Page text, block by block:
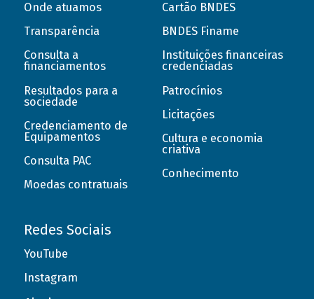
Onde atuamos
Transparência
Consulta a
financiamentos
Resultados para a
sociedade
Credenciamento de
Equipamentos
Consulta PAC
Moedas contratuais
Cartão BNDES
BNDES Finame
Instituições financeiras
credenciadas
Patrocínios
Licitações
Cultura e economia
criativa
Conhecimento
Redes Sociais
YouTube
Instagram